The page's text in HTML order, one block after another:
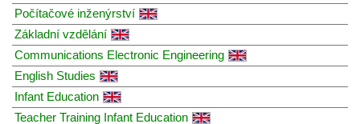
Počítačové inženýrství
Základní vzdělání
Communications Electronic Engineering
English Studies
Infant Education
Teacher Training Infant Education